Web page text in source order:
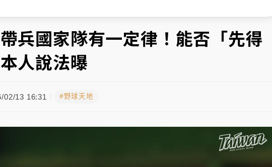
劇烈降雨 東部高溫飆38度
始末曝！律師掮客大玩兩面手法 郭台銘、蔡英文成關鍵
手鐶拄拐杖現身／周玉蔻蔡玉真開撕爆料
霸戰桃園 公開上任首要3件事
兵國家隊有一定律！能否「先得
人說法曝
02/13 16:31 #野球天地